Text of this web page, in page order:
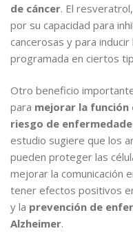
de cáncer. El
por su capacidad para
cancerosas y para
programada en ciertos
Otro beneficio
para mejorar la
riesgo de
estudio sugiere que los
pueden proteger las
mejorar la comunicación
tener efectos positivos
y la prevención de
Alzheimer.